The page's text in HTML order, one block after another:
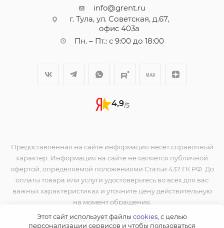
info@grent.ru
г. Тула, ул. Советская, д.67,
офис 403а
Пн. – Пт.: с 9:00 до 18:00
4,9/5
Предоставленная на сайте информация несёт справочный
характер. Информация на сайте не является публичной
офертой, определяемой положениями Статьи 437 ГК РФ. До
оплаты товара или услуги удостоверьтесь во всех для вас
важных характеристиках и уточните цену действительную
на момент обращения.
Политика конфиденциальности
Этот сайт использует файлы cookies, с целью
персонализации сервисов и чтобы пользоваться